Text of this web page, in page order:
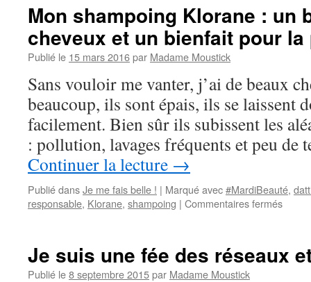
ans
de
beauté
!
Mon shampoing Klorane : un
cheveux et un bienfait pour la
Publié le 15 mars 2016par Madame Moustick
Sans vouloir me vanter, j’ai de beaux
beaucoup, ils sont épais, ils se laissent
facilement. Bien sûr ils subissent les
: pollution, lavages fréquents et peu
Continuer la lecture →
Publié dansJe me fais belle ! | Marqué avec#MardiBeauté,
responsable, Klorane, shampoing | Commentaires fermés
:
Je suis une fée des réseaux
Publié le8 septembre 2015par Madame Moustick